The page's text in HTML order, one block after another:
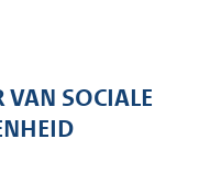
b VAN SOCIALE